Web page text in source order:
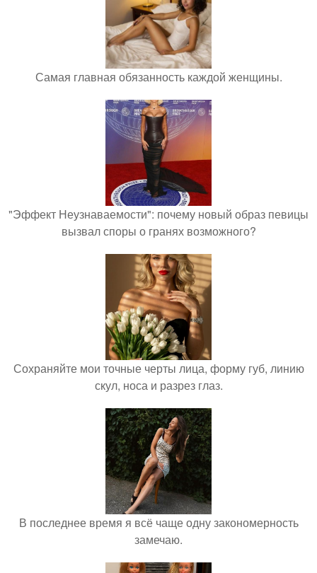
Самая главная обязанность каждой женщины.
"Эффект Неузнаваемости": почему новый образ певицы
вызвал споры о гранях возможного?
Сохраняйте мои точные черты лица, форму губ, линию
скул, носа и разрез глаз.
В последнее время я всё чаще одну закономерность
замечаю.